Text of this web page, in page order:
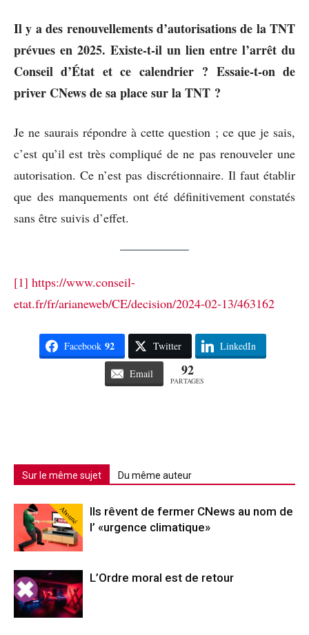
Il y a des renouvellements d’autorisations de la TNT
prévues en 2025. Existe-t-il un lien entre l’arrêt du
Conseil d’État et ce calendrier ? Essaie-t-on de
priver CNews de sa place sur la TNT ?
Je ne saurais répondre à cette question ; ce que je sais,
c’est qu’il est très compliqué de ne pas renouveler une
autorisation. Ce n’est pas discrétionnaire. Il faut établir
que des manquements ont été définitivement constatés
sans être suivis d’effet.
[1] https://www.conseil-
etat.fr/fr/arianeweb/CE/decision/2024-02-13/463162
Facebook 92 Twitter LinkedIn
Email 92
PARTAGES
Sur le même sujet Du même auteur
Abonné
Ils rêvent de fermer CNews au nom de
l’ «urgence climatique»
L’Ordre moral est de retour